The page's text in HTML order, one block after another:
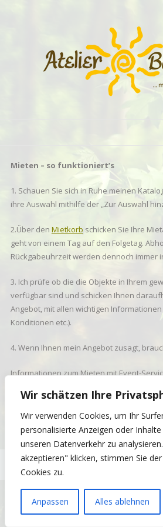
Wir schätzen Ihre
Wir verwenden Cookies, um Ihr
personalisierte Anzeigen oder
unseren Datenverkehr zu
akzeptieren" klicken, stimmen Sie
Cookies zu.
Anpassen Alles ablehnen
Mieten – so funktioniert’s
1. Schauen Sie sich in Ruhe meinen
ihre Auswahl mithilfe der „Zur Auswahl
2.Über den Mietkorb schicken Sie Ihre
geht von einem Tag auf den Folgetag.
Rückgabeuhrzeit werden dennoch immer
3. Ich prüfe ob die die Objekte in Ihrem
verfügbar sind und schicken Ihnen
Angebot, mit allen wichtigen
Konditionen etc.).
4. Wenn Ihnen mein Angebot zusagt,
Informationen zum Mieten mit Event-
Haben Sie Fragen? Ich freue mich
Copyright © 2026Atelier Barbot. All rights reserved. Theme: